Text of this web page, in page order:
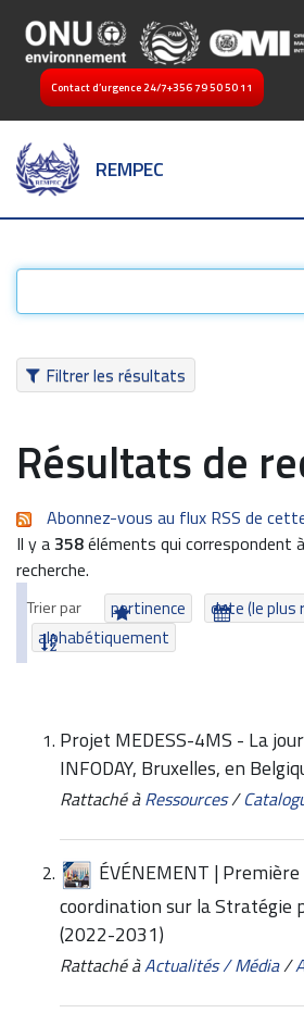
Contact d’urgence 24/7+356 79 50 50 11
REMPEC
Filtrer les résultats
Résultats de
Abonnez-vous au flux RSS de
Il y a358éléments qui correspondent
recherche.
Trier par pertinence
date (le plus
alphabétiquement
Projet MEDESS-4MS - La
INFODAY, Bruxelles, en
Rattaché à Ressources/
ÉVÉNEMENT |
coordination sur la Stratégie
(2022-2031)
Rattaché àActualités / Média/